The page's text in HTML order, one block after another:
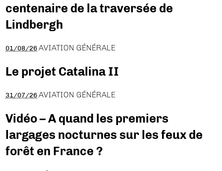
centenaire de la traversée de
Lindbergh
01/08/26 AVIATION GÉNÉRALE
Le projet Catalina II
31/07/26 AVIATION GÉNÉRALE
Vidéo – A quand les premiers
largages nocturnes sur les feux de
forêt en France ?